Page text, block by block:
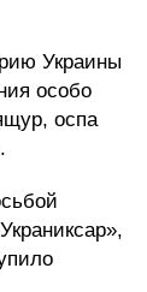
Украины
особо
оспа